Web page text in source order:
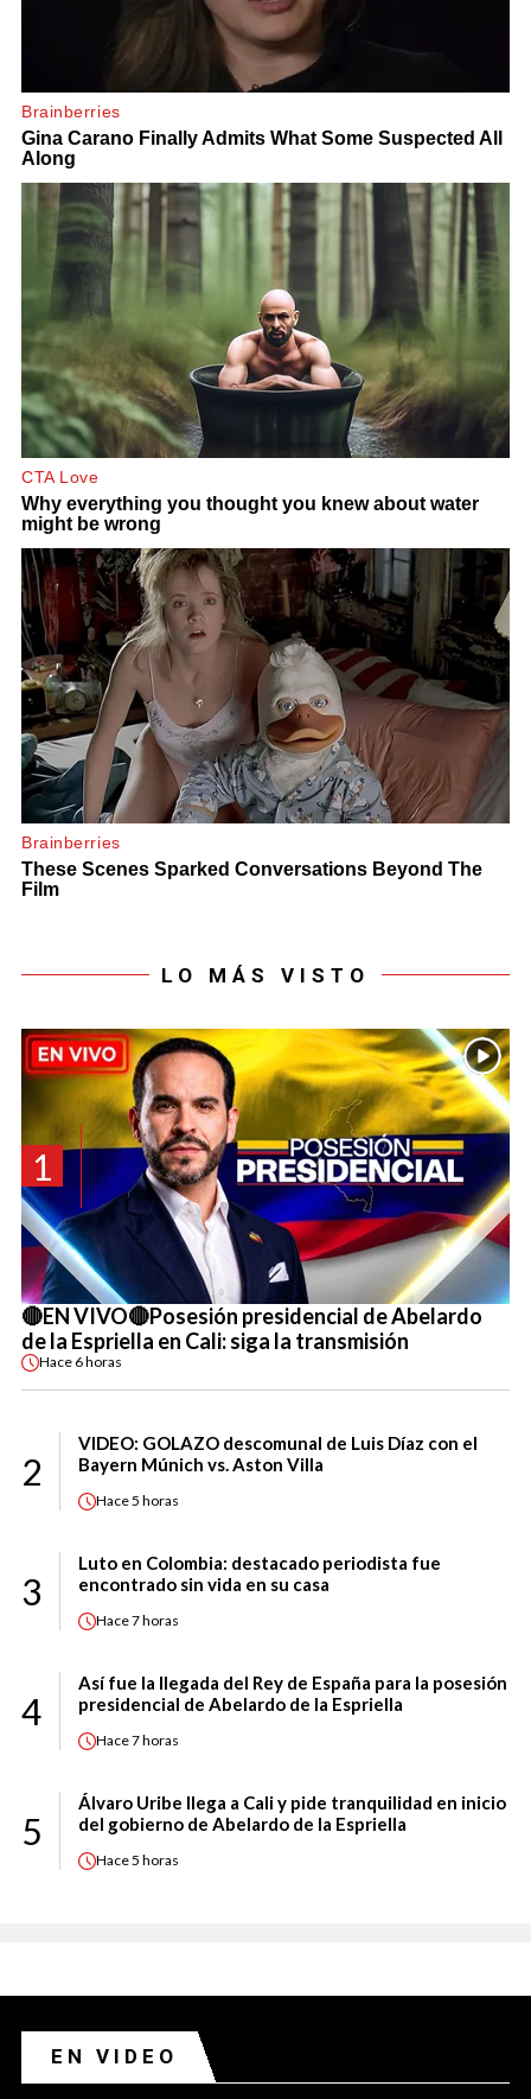
LO MÁS VISTO
1
🔴EN VIVO🔴Posesión presidencial de Abelardo
de la Espriella en Cali: siga la transmisión
Hace 6 horas
2
VIDEO: GOLAZO descomunal de Luis Díaz con el
Bayern Múnich vs. Aston Villa
Hace5 horas
3
Luto en Colombia: destacado periodista fue
encontrado sin vida en su casa
Hace7 horas
4
Así fue la llegada del Rey de España para la posesión
presidencial de Abelardo de la Espriella
Hace7 horas
5
Álvaro Uribe llega a Cali y pide tranquilidad en inicio
del gobierno de Abelardo de la Espriella
Hace5 horas
EN VIDEO